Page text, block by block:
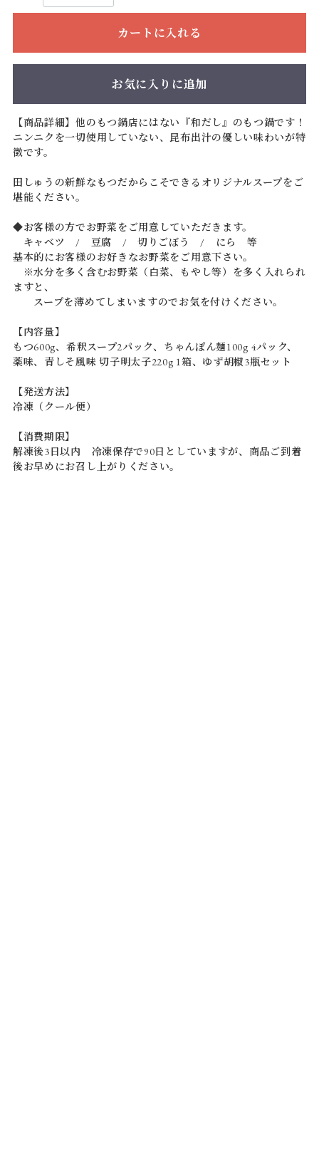
カートに入れる
お気に入りに追加
【商品詳細】他のもつ鍋店にはない『和だし』のもつ鍋です！
ニンニクを一切使用していない、昆布出汁の優しい味わいが特
徴です。
田しゅうの新鮮なもつだからこそできるオリジナルスープをご
堪能ください。
◆お客様の方でお野菜をご用意していただきます。
キャベツ / 豆腐 / 切りごぼう / にら 等
基本的にお客様のお好きなお野菜をご用意下さい。
※水分を多く含むお野菜（白菜、もやし等）を多く入れられ
ますと、
スープを薄めてしまいますのでお気を付けください。
【内容量】
もつ600g、希釈スープ2パック、ちゃんぽん麺100g 4パック、
薬味、青しそ風味 切子明太子220g 1箱、ゆず胡椒3瓶セット
【発送方法】
冷凍（クール便）
【消費期限】
解凍後3日以内 冷凍保存で90日としていますが、商品ご到着
後お早めにお召し上がりください。